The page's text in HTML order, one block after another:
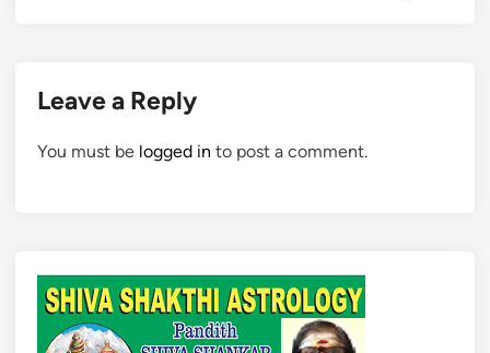
Leave a Reply
You must be logged in to post a comment.